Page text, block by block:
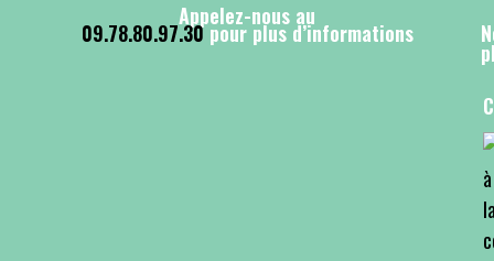
Appelez-nous au
09.78.80.97.30pour plus d’informations